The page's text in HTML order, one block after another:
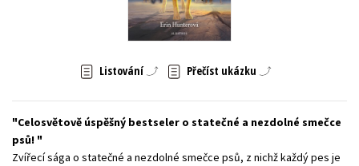
Zahraniční literatura
Listování Přečíst ukázku
Celosvětově úspěšný bestseler o statečné a nezdolné smečce
psů!
Zvířecí sága o statečné a nezdolné smečce psů, z nichž každý pes je